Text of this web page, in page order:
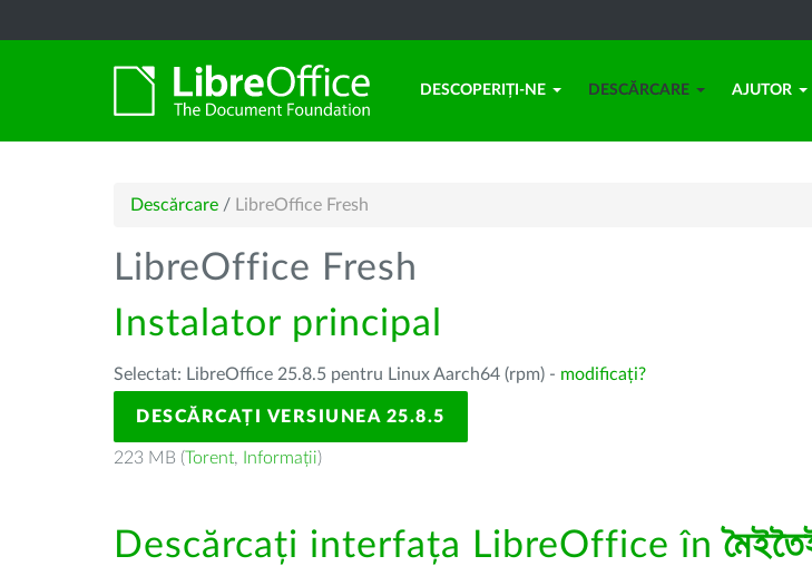
DESCOPERIȚI-NE DESCĂRCARE AJUTOR
Descărcare / LibreOffice Fresh
LibreOffice Fresh
Instalator principal
Selectat: LibreOffice 25.8.5 pentru Linux Aarch64 (rpm) - modificați?
DESCĂRCAȚI VERSIUNEA 25.8.5
223 MB (Torent, Informații)
Descărcați interfața LibreOffice în